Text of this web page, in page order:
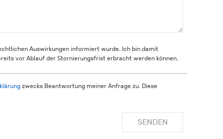
Auswirkungen informiert wurde. Ich bin damit
vor Ablauf der Stornierungsfrist erbracht werden können.
zwecks Beantwortung meiner Anfrage zu. Diese
SENDEN